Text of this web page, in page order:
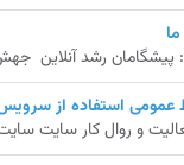
رشد آنلاین جهش فا، که شروع آن به سال
عمومی استفاده از
و روال کار سایت